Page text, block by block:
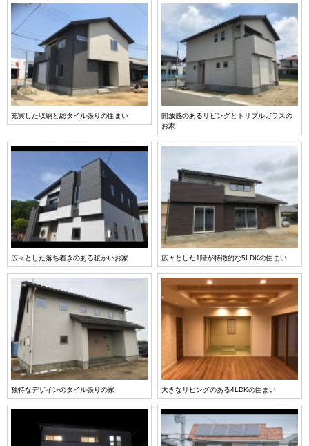
充実した収納と総タイル張りの住まい
開放感のあるリビングとトリプルガラスの
お家
広々とした落ち着きのある暖かいお家 広々とした1階が特徴的な5LDKの住まい
独特なデザインのタイル張りの家 大きなリビングのある4LDKの住まい